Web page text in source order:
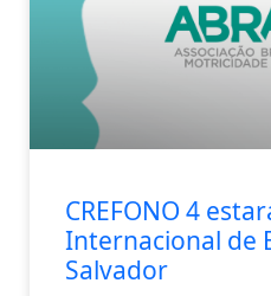
CREFONO 4
Internacional de
Salvador